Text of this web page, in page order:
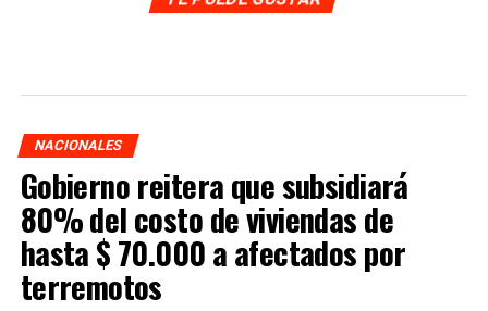
NACIONALES
Gobierno reitera que subsidiará
80% del costo de viviendas de
hasta $ 70.000 a afectados por
terremotos